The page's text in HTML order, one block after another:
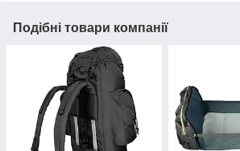
Подібні товари компанії